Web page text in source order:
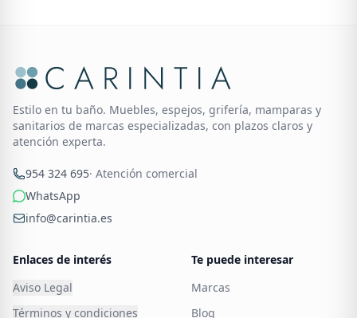
Estilo en tu baño. Muebles, espejos, grifería, mamparas y
sanitarios de marcas especializadas, con plazos claros y
atención experta.
954 324 695· Atención comercial
WhatsApp
info@carintia.es
Enlaces de interés
Aviso Legal
Términos y condiciones
Te puede interesar
Marcas
Blog